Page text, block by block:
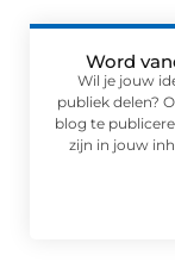
Word
Wil je jouw
publiek delen?
blog te
zijn in jouw